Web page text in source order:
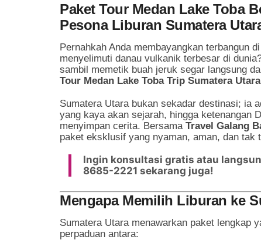
Paket Tour Medan Lake Toba
Pesona Liburan Sumatera
Pernahkah Anda membayangkan terbangun
menyelimuti danau vulkanik terbesar di
sambil memetik buah jeruk segar langsung
Tour Medan Lake Toba Trip Sumatera Utara
Sumatera Utara bukan sekadar destinasi; ia
yang kaya akan sejarah, hingga ketenangan
menyimpan cerita. Bersama Travel Galang
paket eksklusif yang nyaman, aman, dan tak
Ingin konsultasi gratis atau
8685-2221 sekarang juga!
Mengapa Memilih Liburan ke
Sumatera Utara menawarkan paket lengkap
perpaduan antara: